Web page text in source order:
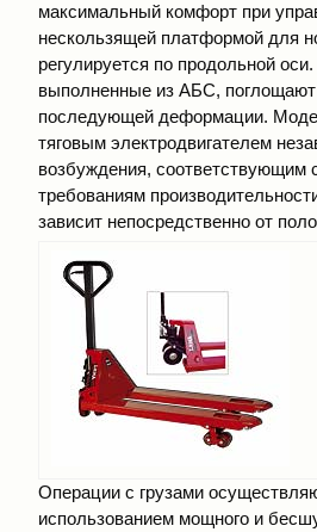
максимальный комфорт при
нескользящей платформой для
регулируется по продольной
выполненные из АБС,
последующей деформации.
тяговым электродвигателем
возбуждения,
требованиям
зависит непосредственно от
Операции с грузами
использованием мощного и